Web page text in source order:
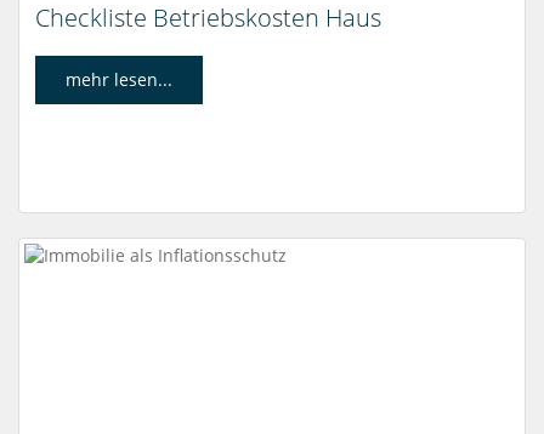
Checkliste Betriebskosten Haus
mehr lesen...